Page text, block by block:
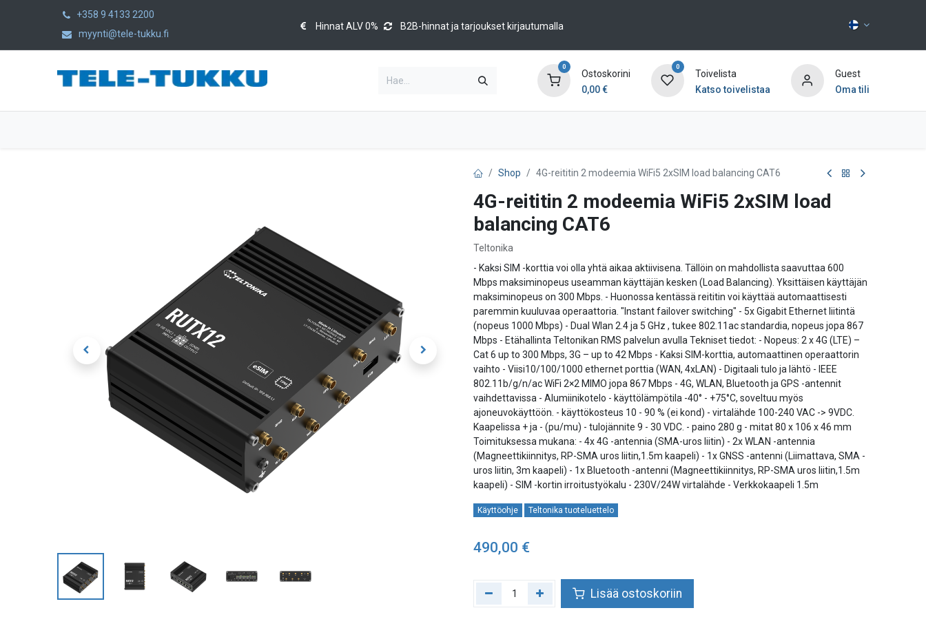
+358 9 4133 2200
myynti@tele-tukku.fi
Hinnat ALV 0% B2B-hinnat ja tarjoukset kirjautumalla
0
Ostoskorini
0,00€
0
Toivelista
Katso toivelistaa
Guest
Oma tili
Shop 4G-reititin 2 modeemia WiFi5 2xSIM load balancing CAT6
4G-reititin 2 modeemia WiFi5 2xSIM load
balancing CAT6
Teltonika
- Kaksi SIM -korttia voi olla yhtä aikaa aktiivisena. Tällöin on mahdollista saavuttaa 600
Mbps maksiminopeus useamman käyttäjän kesken (Load Balancing). Yksittäisen käyttäjän
maksiminopeus on 300 Mbps. - Huonossa kentässä reititin voi käyttää automaattisesti
paremmin kuuluvaa operaattoria. "Instant failover switching" - 5x Gigabit Ethernet liitintä
(nopeus 1000 Mbps) - Dual Wlan 2.4 ja 5 GHz , tukee 802.11ac standardia, nopeus jopa 867
Mbps - Etähallinta Teltonikan RMS palvelun avulla Tekniset tiedot: - Nopeus: 2 x 4G (LTE) –
Cat 6 up to 300 Mbps, 3G – up to 42 Mbps - Kaksi SIM-korttia, automaattinen operaattorin
vaihto - Viisi10/100/1000 ethernet porttia (WAN, 4xLAN) - Digitaali tulo ja lähtö - IEEE
802.11b/g/n/ac WiFi 2×2 MIMO jopa 867 Mbps - 4G, WLAN, Bluetooth ja GPS -antennit
vaihdettavissa - Alumiinikotelo - käyttölämpötila -40­° - +75°C, soveltuu myös
ajoneuvokäyttöön. - käyttökosteus 10 - 90 % (ei kond) - virtalähde 100-240 VAC -> 9VDC.
Kaapelissa + ja - (pu/mu) - tulojännite 9 - 30 VDC. - paino 280 g - mitat 80 x 106 x 46 mm
Toimituksessa mukana: - 4x 4G -antennia (SMA-uros liitin) - 2x WLAN -antennia
(Magneettikiinnitys, RP-SMA uros liitin,1.5m kaapeli) - 1x GNSS -antenni (Liimattava, SMA -
uros liitin, 3m kaapeli) - 1x Bluetooth -antenni (Magneettikiinnitys, RP-SMA uros liitin,1.5m
kaapeli) - SIM -kortin irroitustyökalu - 230V/24W virtalähde - Verkkokaapeli 1.5m
Käyttöohje Teltonika tuoteluettelo
490,00 €
Lisää ostoskoriin